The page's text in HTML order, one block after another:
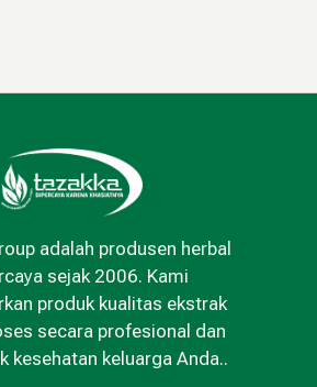
adalah produsen herbal
sejak 2006. Kami
produk kualitas ekstrak
secara profesional dan
kesehatan keluarga Anda..